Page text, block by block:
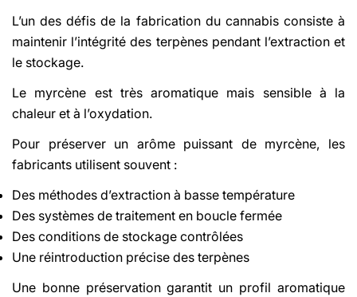
L’un des défis de la fabrication du cannabis consiste à
maintenir l’intégrité des terpènes pendant l’extraction et
le stockage.
Le myrcène est très aromatique mais sensible à la
chaleur et à l’oxydation.
Pour préserver un arôme puissant de myrcène, les
fabricants utilisent souvent :
Des méthodes d’extraction à basse température
Des systèmes de traitement en boucle fermée
Des conditions de stockage contrôlées
Une réintroduction précise des terpènes
Une bonne préservation garantit un profil aromatique